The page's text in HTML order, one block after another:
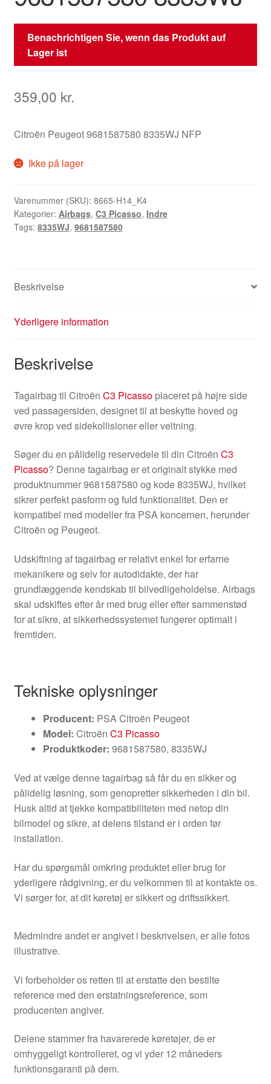
Benachrichtigen Sie, wenn das Produkt auf
Lager ist
359,00 kr.
Citroën Peugeot 9681587580 8335WJ NFP
Ikke på lager
Varenummer (SKU): 8665-H14_K4
Kategorier: Airbags, C3 Picasso, Indre
Tags: 8335WJ, 9681587580
Beskrivelse
Yderligere information
Beskrivelse
Tagairbag til Citroën C3 Picassoplaceret på højre side
ved passagersiden, designet til at beskytte hoved og
øvre krop ved sidekollisioner eller veltning.
Søger du en pålidelig reservedele til din Citroën C3
Picasso? Denne tagairbag er et originalt stykke med
produktnummer 9681587580 og kode 8335WJ, hvilket
sikrer perfekt pasform og fuld funktionalitet. Den er
kompatibel med modeller fra PSA koncernen, herunder
Citroën og Peugeot.
Udskiftning af tagairbag er relativt enkel for erfarne
mekanikere og selv for autodidakte, der har
grundlæggende kendskab til bilvedligeholdelse. Airbags
skal udskiftes efter år med brug eller efter sammenstød
for at sikre, at sikkerhedssystemet fungerer optimalt i
fremtiden.
Tekniske oplysninger
Producent: PSA Citroën Peugeot
Model: Citroën C3 Picasso
Produktkoder: 9681587580, 8335WJ
Ved at vælge denne tagairbag så får du en sikker og
pålidelig løsning, som genopretter sikkerheden i din bil.
Husk altid at tjekke kompatibiliteten med netop din
bilmodel og sikre, at delens tilstand er i orden før
installation.
Har du spørgsmål omkring produktet eller brug for
yderligere rådgivning, er du velkommen til at kontakte os.
Vi sørger for, at dit køretøj er sikkert og driftssikkert.
Medmindre andet er angivet i beskrivelsen, er alle fotos
illustrative.
Vi forbeholder os retten til at erstatte den bestilte
reference med den erstatningsreference, som
producenten angiver.
Delene stammer fra havarerede køretøjer, de er
omhyggeligt kontrolleret, og vi yder 12 måneders
funktionsgaranti på dem.